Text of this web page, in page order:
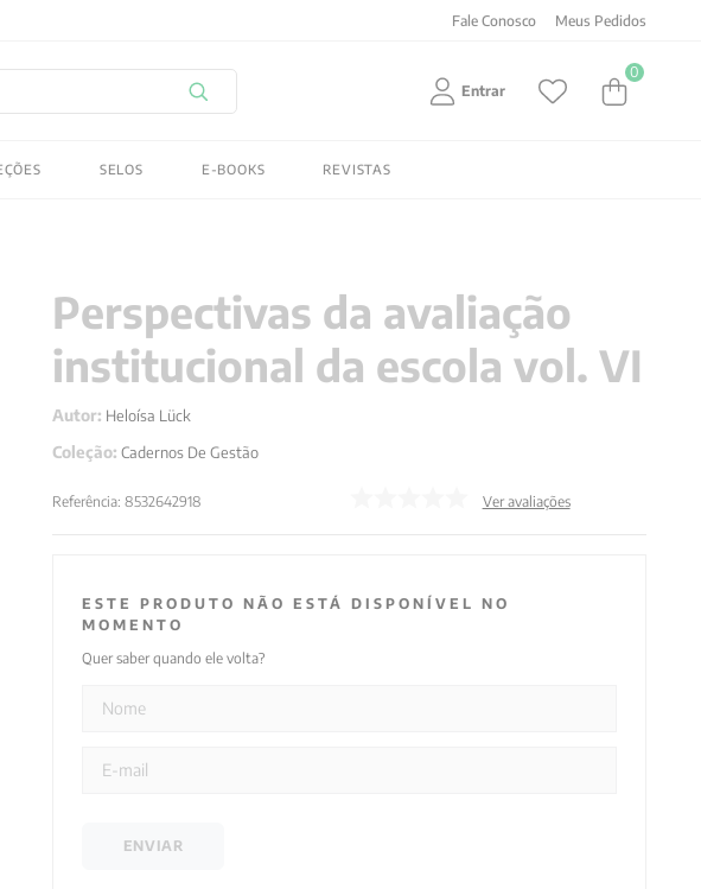
Fale Conosco Meus Pedidos
Entrar
0
SELOS E-BOOKS REVISTAS
Perspectivas da avaliação
institucional da escola vol. VI
Autor: Heloísa Lück
Coleção: Cadernos De Gestão
Referência:8532642918 Ver avaliações
ESTE PRODUTO NÃO ESTÁ DISPONÍVEL NO
MOMENTO
Quer saber quando ele volta?
ENVIAR